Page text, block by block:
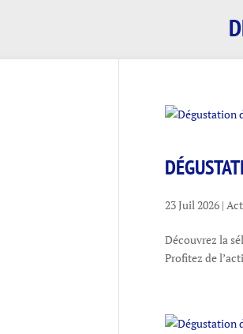
23 Juil 2026 |
Découvrez la
Profitez de